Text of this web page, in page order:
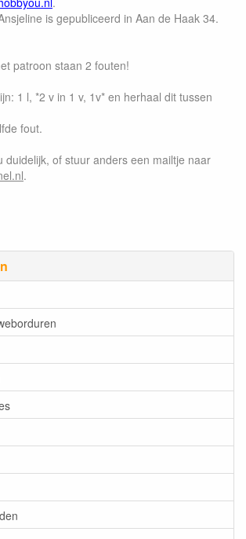
is gepubliceerd in Aan de Haak 34.
patroon staan 2 fouten!
1 l, *2 v in 1 v, 1v* en herhaal dit tussen
fout.
duidelijk, of stuur anders een mailtje naar
.